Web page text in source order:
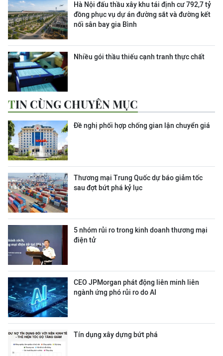
Hà Nội đấu thầu xây khu tái định cư 792,7 tỷ
đồng phục vụ dự án đường sắt và đường kết
nối sân bay gia Bình
Nhiều gói thầu thiếu cạnh tranh thực chất
TIN CÙNG CHUYÊN MỤC
Đề nghị phối hợp chống gian lận chuyển giá
Thương mại Trung Quốc dự báo giảm tốc
sau đợt bứt phá kỷ lục
5 nhóm rủi ro trong kinh doanh thương mại
điện tử
CEO JPMorgan phát động liên minh liên
ngành ứng phó rủi ro do AI
Tín dụng xây dựng bứt phá